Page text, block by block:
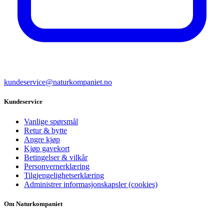
kundeservice@naturkompaniet.no
Kundeservice
Vanlige spørsmål
Retur & bytte
Angre kjøp
Kjøp gavekort
Betingelser & vilkår
Personvernerklæring
Tilgjengelighetserklæring
Administrer informasjonskapsler (cookies)
Om Naturkompaniet